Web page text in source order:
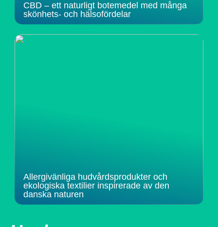
CBD – ett naturligt botemedel med många
skönhets- och hälsofördelar
Allergivänliga hudvårdsprodukter och
ekologiska textilier inspirerade av den
danska naturen